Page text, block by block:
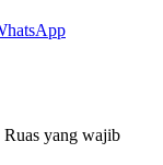
Ruas yang wajib